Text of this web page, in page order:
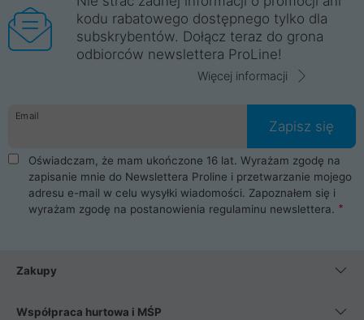
ProLine to polska firma ze 100% polskim kapitałem. Działamy
legalnie i płacimy podatki w naszym kraju! Posiadamy siedzibę
główną w Mirkowie oraz salony na terenie kraju. Cała
komunikacja ze sklepem komputerowym ProLine jest
danych osobowych. Dlatego zakup notebooka albo laptopa w
ProLine to czysta przyjemność i pełne bezpieczeństwo.
Zaopatrzysz się u nas w akcesoria i części komputerowe
takie jak procesory, karty graficzne, płyty główne, pamięci,
dyski SSD, M.2 oraz HDD. Nasi pracownicy pomogą Ci wybrać
najlepszy zasilacz komputerowy oraz obudowę do komputera.
Poza komputerami mamy również najlepsze na rynku
Smartfony takich producentów jak Xiaomi, Apple, Samsung i
wentylatory. Na koniec mając już to wszystko, możesz
kodu rabatowego dostępnego tylko dla
subskrybentów. Dołącz teraz do grona
odbiorców newslettera ProLine!
Więcej informacji
Email
Zapisz się
Oświadczam, że mam ukończone 16 lat. Wyrażam zgodę na
zapisanie mnie do Newslettera Proline i przetwarzanie mojego
adresu e-mail w celu wysyłki wiadomości. Zapoznałem się i
wyrażam zgodę na postanowienia regulaminu newslettera.
Zakupy
Współpraca hurtowa i MŚP